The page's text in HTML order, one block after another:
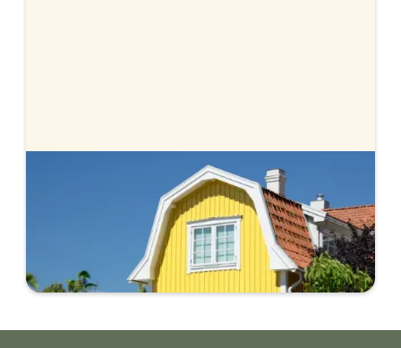
Lagfart - vad kostar det?
När du köper en bostad behöver du ansöka om
lagfart. Vi går igenom vad det är och hur mycket